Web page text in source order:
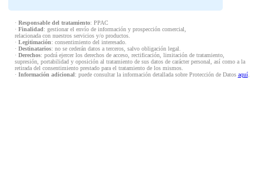
· Responsable del tratamiento: PPAC
· Finalidad: gestionar el envío de información y prospección comercial,
relacionada con nuestros servicios y/o productos.
· Legitimación: consentimiento del interesado.
· Destinatarios: no se cederán datos a terceros, salvo obligación legal.
· Derechos: podrá ejercer los derechos de acceso, rectificación, limitación de tratamiento,
supresión, portabilidad y oposición al tratamiento de sus datos de carácter personal, así como a la
retirada del consentimiento prestado para el tratamiento de los mismos.
· Información adicional: puede consultar la información detallada sobre Protección de Datos aquí.